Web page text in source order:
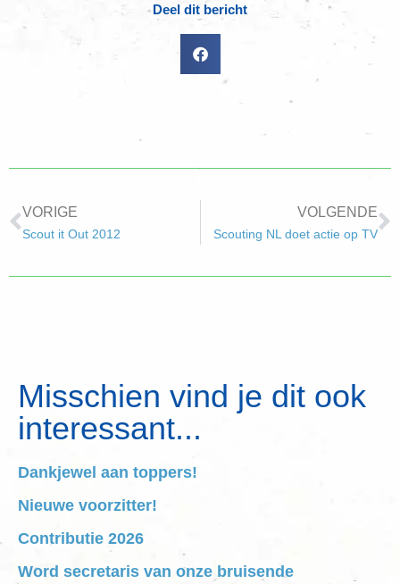
Deel dit bericht
VORIGE
Scout it Out 2012
VOLGENDE
Scouting NL doet actie op TV
Misschien vind je dit ook
interessant...
Dankjewel aan toppers!
Nieuwe voorzitter!
Contributie 2026
Word secretaris van onze bruisende